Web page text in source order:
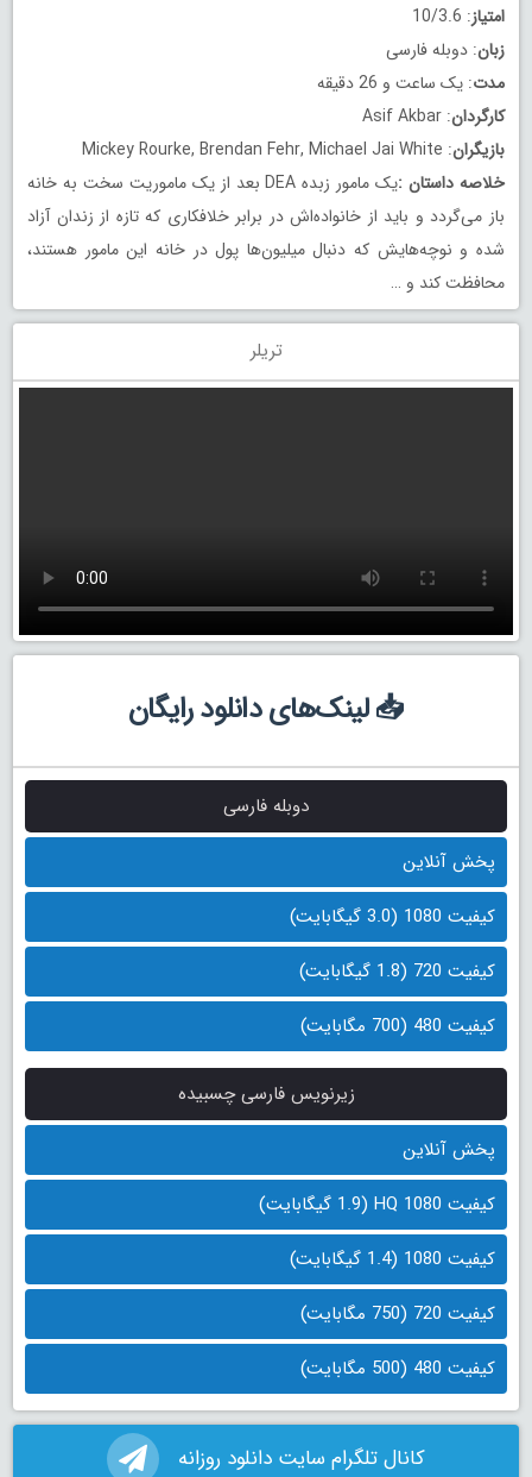
امتیاز: 10/3.6
زبان: دوبله فارسی
مدت: یک ساعت و 26 دقیقه
کارگردان: Asif Akbar
بازیگران: Mickey Rourke, Brendan Fehr, Michael Jai White
خلاصه داستان :
یک مامور زبده DEA بعد از یک ماموریت سخت به خانه
باز می‌گردد و باید از خانواده‌اش در برابر خلافکاری که تازه از زندان آزاد
شده و نوچه‌هایش که دنبال میلیون‌ها پول در خانه این مامور هستند،
محافظت کند و …
تریلر
📥 لینک‌های دانلود رایگان
دوبله فارسی
پخش آنلاین
کیفیت 1080 (3.0 گیگابایت)
کیفیت 720 (1.8 گیگابایت)
کیفیت 480 (700 مگابایت)
زیرنویس فارسی چسبیده
پخش آنلاین
کیفیت 1080 HQ (1.9 گیگابایت)
کیفیت 1080 (1.4 گیگابایت)
کیفیت 720 (750 مگابایت)
کیفیت 480 (500 مگابایت)
کانال تلگرام سایت دانلود روزانه